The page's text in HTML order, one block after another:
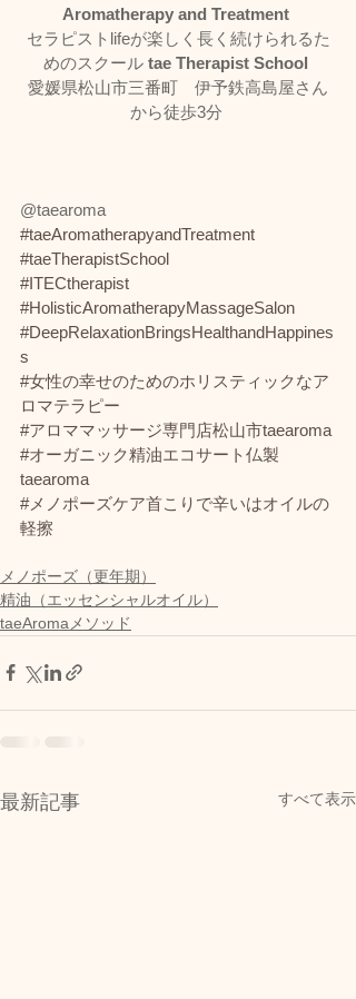
Aromatherapy and Treatment
セラピストlifeが楽しく長く続けられるた
めのスクール tae Therapist School
愛媛県松山市三番町　伊予鉄高島屋さん
から徒歩3分
@taearoma
#taeAromatherapyandTreatment
#taeTherapistSchool
#ITECtherapist
#HolisticAromatherapyMassageSalon
#DeepRelaxationBringsHealthandHappines
s
#女性の幸せのためのホリスティックなア
ロマテラピー
#アロママッサージ専門店松山市taearoma
#オーガニック精油エコサート仏製
taearoma
#メノポーズケア首こりで辛いはオイルの
軽擦
メノポーズ（更年期）
精油（エッセンシャルオイル）
taeAromaメソッド
最新記事 すべて表示